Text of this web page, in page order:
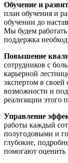
Обучение и
план обучения и
обучении до
Мы будем
поддержка
Повышение
сотрудников с
карьерной
экспертом в
возможности и
реализации этого
Управление
работы каждый
полугодовыми и
глубокие,
помогают оценить